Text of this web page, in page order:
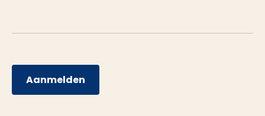
Aanmelden